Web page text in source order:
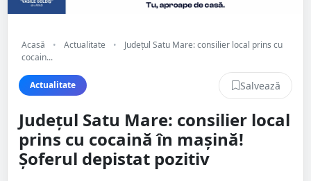
Acasă • Actualitate •
Județul Satu Mare: consilier local prins cu
cocain...
Actualitate Salvează
Județul Satu Mare: consilier local
prins cu cocaină în mașină!
Șoferul depistat pozitiv